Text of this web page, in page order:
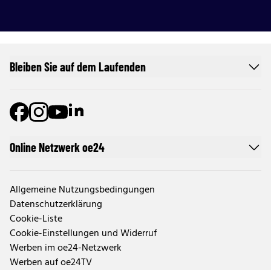
Online Netzwerk oe24
Allgemeine Nutzungsbedingungen
Datenschutzerklärung
Cookie-Liste
Cookie-Einstellungen und Widerruf
Werben im oe24-Netzwerk
Werben auf oe24TV
Bleiben Sie auf dem Laufenden